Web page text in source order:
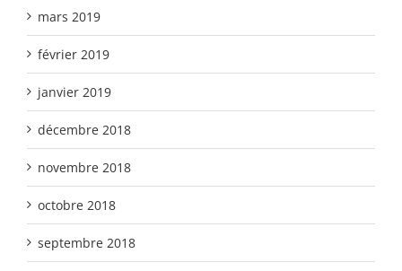
mars 2019
février 2019
janvier 2019
décembre 2018
novembre 2018
octobre 2018
septembre 2018